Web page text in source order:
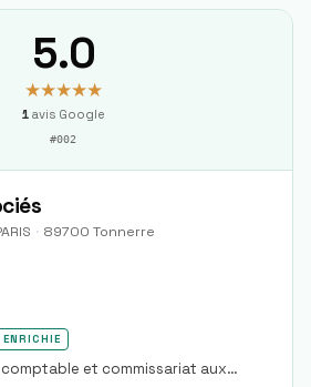
5.0
★★★★★
1 avis Google
#002
· 89700 Tonnerre
ENRICHIE
et commissariat aux